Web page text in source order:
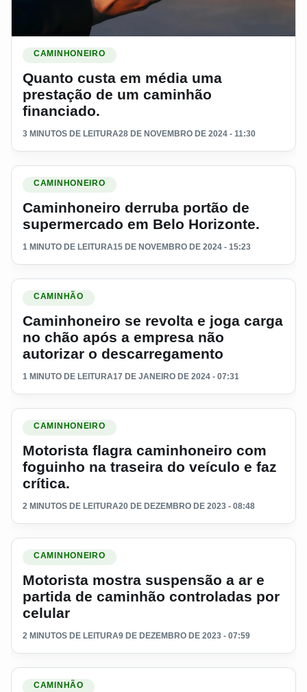
CAMINHONEIRO
Quanto custa em média uma
prestação de um caminhão
financiado.
3 MINUTOS DE LEITURA28 DE NOVEMBRO DE 2024 - 11:30
Ler materia: Caminhoneiro derruba portão de supermercado
CAMINHONEIRO
Caminhoneiro derruba portão de
supermercado em Belo Horizonte.
1 MINUTO DE LEITURA15 DE NOVEMBRO DE 2024 - 15:23
Ler materia: Caminhoneiro se revolta e joga carga no chão
CAMINHÃO
Caminhoneiro se revolta e joga carga
no chão após a empresa não
autorizar o descarregamento
1 MINUTO DE LEITURA17 DE JANEIRO DE 2024 - 07:31
Ler materia: Motorista flagra caminhoneiro com foguinho na
CAMINHONEIRO
Motorista flagra caminhoneiro com
foguinho na traseira do veículo e faz
crítica.
2 MINUTOS DE LEITURA20 DE DEZEMBRO DE 2023 - 08:48
Ler materia: Motorista mostra suspensão a ar e partida de
CAMINHONEIRO
Motorista mostra suspensão a ar e
partida de caminhão controladas por
celular
2 MINUTOS DE LEITURA9 DE DEZEMBRO DE 2023 - 07:59
Ler materia: Criminosos roubam pneus da carga de
CAMINHÃO